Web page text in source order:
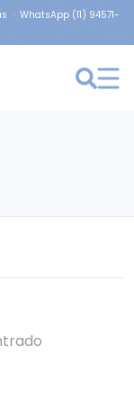
· WhatsApp (11) 94571-